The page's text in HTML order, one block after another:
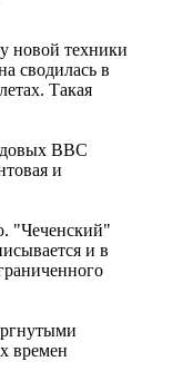
новой техники
сводилась в
Такая
ВВС
и
"Чеченский"
и в
времен